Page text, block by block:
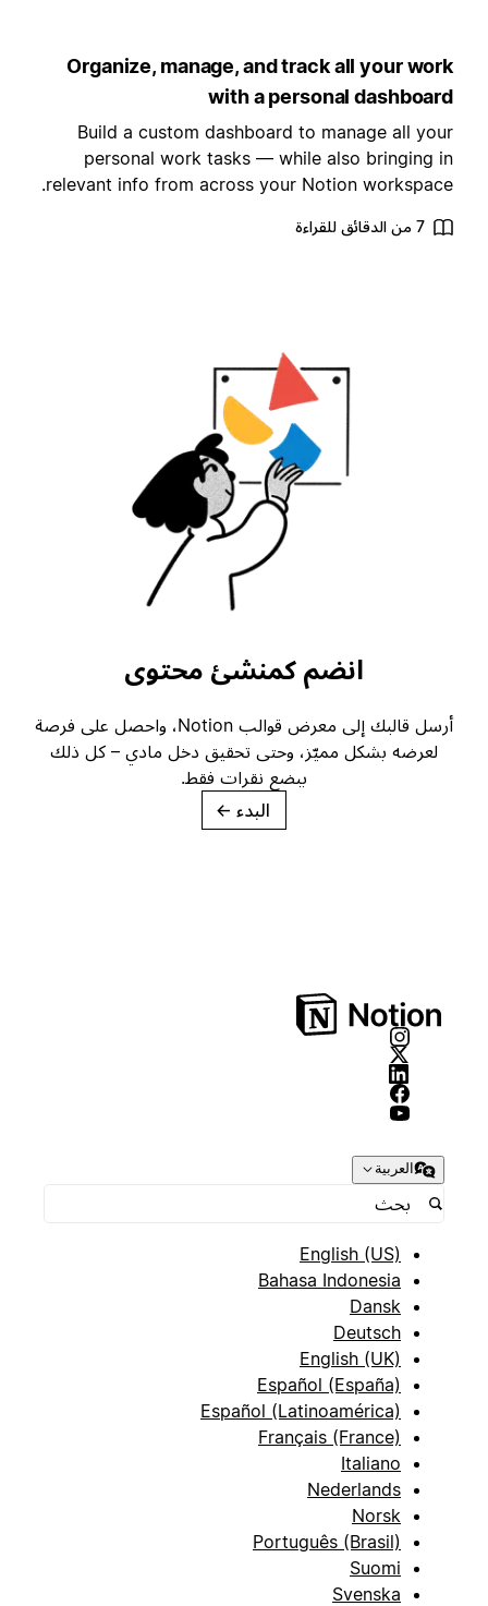
Organize, manage, and track all your
with a personal
Build a custom dashboard to manage all
personal work tasks — while also bringing
relevant info from across your Notion
انضم كمنشئ محتوى
أرسل قالبك إلى معرض قوالب Notion، واحصل على فرصة
لعرضه بشكل مميّز، وحتى تحقيق دخل مادي – كل ذلك
ببضع نقرات فقط.
→
العربية
English (US)
Bahasa Indonesia
Dansk
Deutsch
English (UK)
Español (España)
Español (Latinoamérica)
Français (France)
Italiano
Nederlands
Norsk
Português (Brasil)
Suomi
Svenska